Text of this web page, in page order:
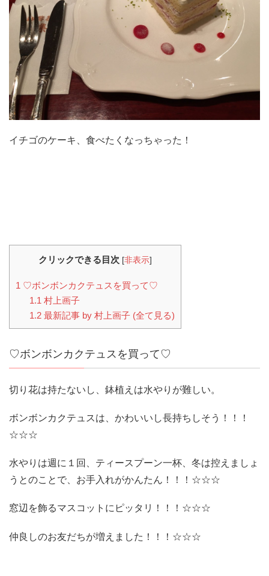
イチゴのケーキ、食べたくなっちゃった！
クリックできる目次 [非表示]
1 ♡ボンボンカクテュスを買って♡
1.1 村上画子
1.2最新記事 by 村上画子 (全て見る)
♡ボンボンカクテュスを買って♡
切り花は持たないし、鉢植えは水やりが難しい。
ボンボンカクテュスは、かわいいし長持ちしそう！！！
☆☆☆
水やりは週に１回、ティースプーン一杯、冬は控えましょ
うとのことで、お手入れがかんたん！！！☆☆☆
窓辺を飾るマスコットにピッタリ！！！☆☆☆
仲良しのお友だちが増えました！！！☆☆☆